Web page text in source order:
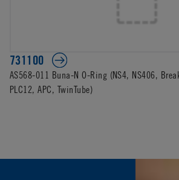
731100
AS568-011 Buna-N O-Ring (NS4, NS406,
PLC12, APC, TwinTube)